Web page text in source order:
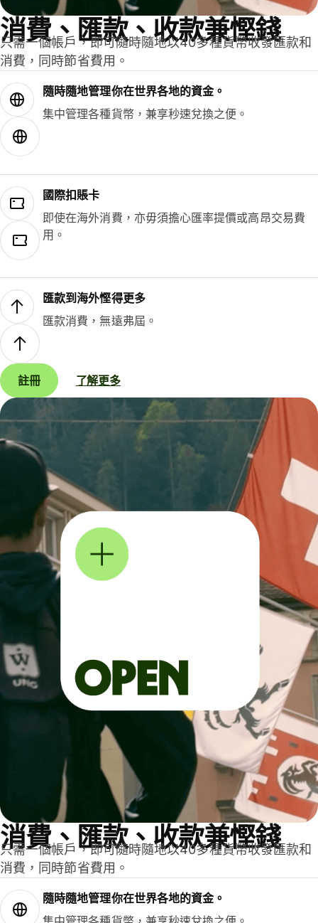
消費、匯款、收款兼慳錢
只需一個帳戶，即可隨時隨地以40多種貨幣收發匯款和
消費，同時節省費用。
隨時隨地管理你在世界各地的資金。
集中管理各種貨幣，兼享秒速兌換之便。
國際扣賬卡
即使在海外消費，亦毋須擔心匯率提價或高昂交易費
用。
匯款到海外慳得更多
匯款消費，無遠弗屆。
註冊 了解更多
消費、匯款、收款兼慳錢
只需一個帳戶，即可隨時隨地以40多種貨幣收發匯款和
消費，同時節省費用。
隨時隨地管理你在世界各地的資金。